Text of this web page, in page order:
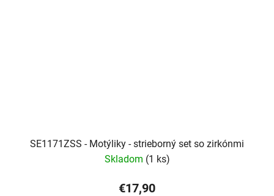
SE1171ZSS - Motýliky - strieborný set so zirkónmi
Skladom (1 ks)
€17,90